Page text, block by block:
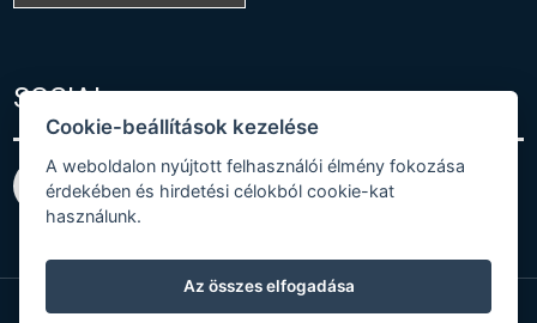
SOCIAL
Cookie-beállítások kezelése
A weboldalon nyújtott felhasználói élmény fokozása
érdekében és hirdetési célokból cookie-kat
használunk.
Az összes elfogadása